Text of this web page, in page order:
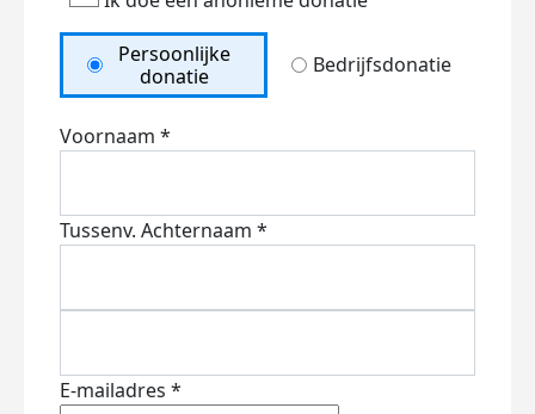
Persoonlijke
donatie
Bedrijfsdonatie
Voornaam *
Tussenv. Achternaam *
E-mailadres *